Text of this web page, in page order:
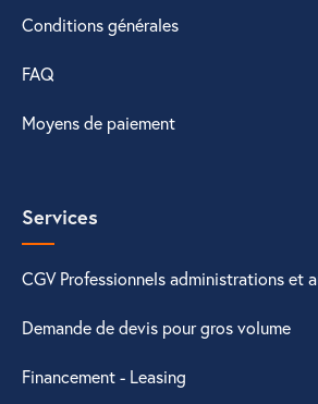
Conditions générales
FAQ
Moyens de paiement
Services
CGV Professionnels administrations et
Demande de devis pour gros volume
Financement - Leasing